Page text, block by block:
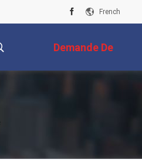
French
Demande De
Soumission